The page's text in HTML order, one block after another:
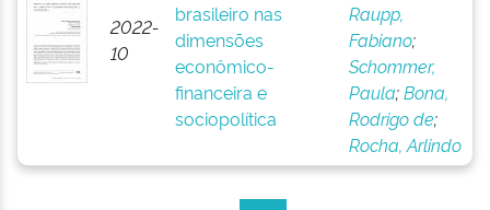
2022-
10
brasileiro nas
dimensões
econômico-
financeira e
sociopolítica
Raupp,
Fabiano;
Schommer,
Paula;Bona,
Rodrigo de;
Rocha, Arlindo